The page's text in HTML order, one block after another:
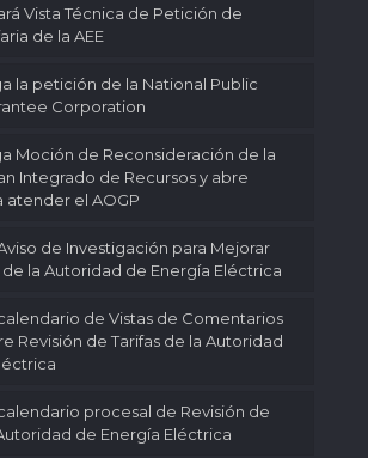
Vista Técnica de Petición de
de la AEE
la petición de la National Public
Corporation
Moción de Reconsideración de la
Integrado de Recursos y abre
atender el AOGP
de Investigación para Mejorar
la Autoridad de Energía Eléctrica
de Vistas de Comentarios
Revisión de Tarifas de la Autoridad
procesal de Revisión de
de Energía Eléctrica